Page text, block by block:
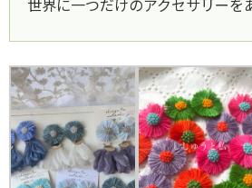
世界に一つだけのアクセサリー